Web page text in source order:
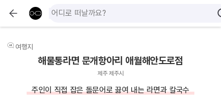
여행지
해물통라면 문개항아리 애월해안도로점
제주 제주시
주인이 직접 잡은 돌문어로 끓여 내는 라면과 칼국수